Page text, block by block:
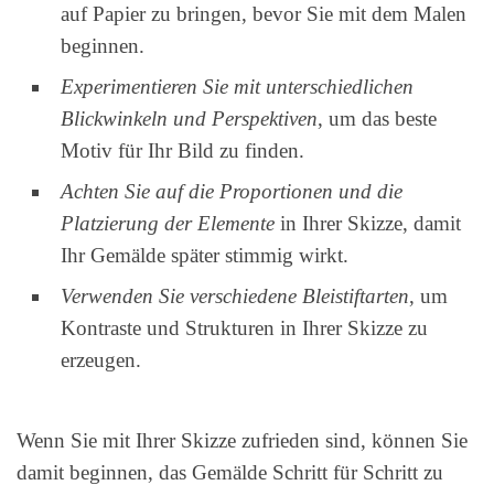
auf Papier zu bringen, bevor Sie mit dem Malen
beginnen.
Experimentieren Sie mit unterschiedlichen
Blickwinkeln und Perspektiven, um das beste
Motiv für Ihr Bild zu finden.
Achten Sie auf die Proportionen und die
Platzierung der Elemente in Ihrer Skizze, damit
Ihr Gemälde später stimmig wirkt.
Verwenden Sie verschiedene Bleistiftarten, um
Kontraste und Strukturen in Ihrer Skizze zu
erzeugen.
Wenn Sie mit Ihrer Skizze zufrieden sind, können Sie
damit beginnen, das Gemälde Schritt für Schritt zu